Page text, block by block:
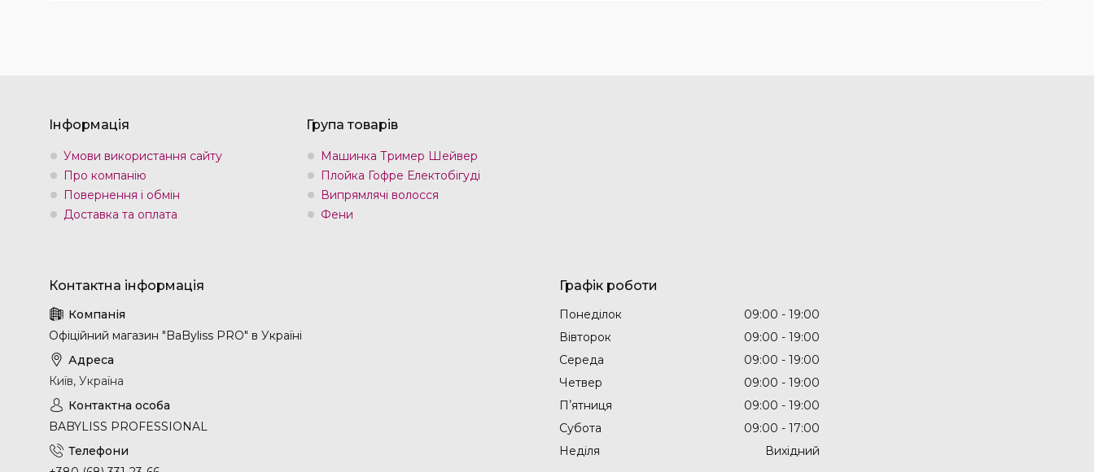
Інформація
Умови використання сайту
Про компанію
Повернення і обмін
Доставка та оплата
Група товарів
Машинка Тример Шейвер
Плойка Гофре Електобігуді
Випрямлячі волосся
Фени
Офіційний магазин "BaByliss PRO" в Україні
Київ, Україна
BABYLISS PROFESSIONAL
Графік роботи
Понеділок 09:00
19:00
Вівторок
09:00
19:00
Середа
09:00
19:00
Четвер
09:00
19:00
Пʼятниця
09:00
19:00
Субота
09:00
17:00
Неділя
Вихідний